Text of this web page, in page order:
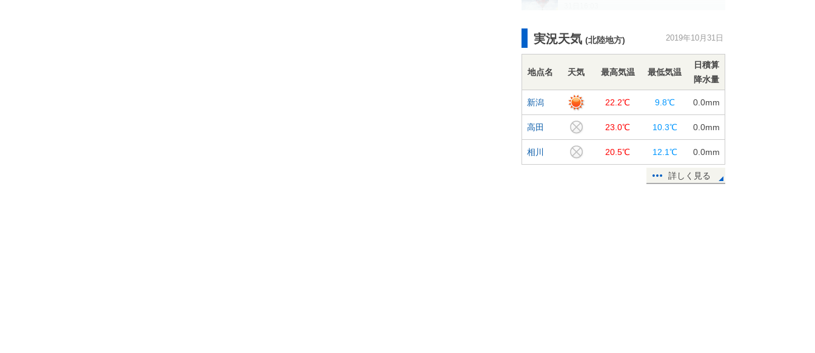
ハロウィンに惑星集合 水星・金
利根川 台風19号で水位も流量もカ
スリーン超え
31日15:23
台風22号(マットゥモ)は熱帯低気圧
に変わりました
31日14:27
九州 今朝この秋一番の冷え込み
実況天気 (北陸地方) 2019年10月31日
地点名 天気 最高気温 最低気温
日積算
降水量
新潟 22.2℃ 9.8℃ 0.0mm
高田 23.0℃ 10.3℃ 0.0mm
相川 20.5℃ 12.1℃ 0.0mm
詳しく見る